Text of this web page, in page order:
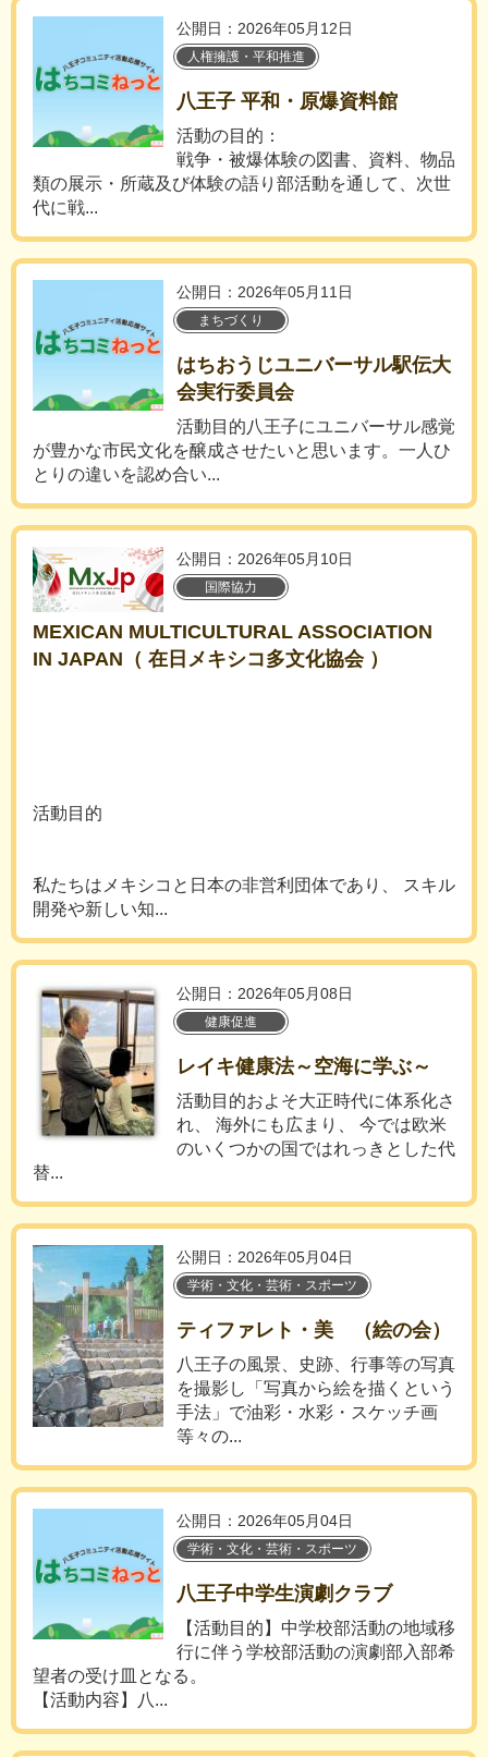
公開日：2026年05月12日
人権擁護・平和推進
八王子 平和・原爆資料館
活動の目的：
戦争・被爆体験の図書、資料、物品
類の展示・所蔵及び体験の語り部活動を通して、次世
代に戦...
公開日：2026年05月11日
まちづくり
はちおうじユニバーサル駅伝大
会実行委員会
活動目的八王子にユニバーサル感覚
が豊かな市民文化を醸成させたいと思います。一人ひ
とりの違いを認め合い...
公開日：2026年05月10日
国際協力
MEXICAN MULTICULTURAL ASSOCIATION
IN JAPAN（ 在日メキシコ多文化協会 ）
活動目的
私たちはメキシコと日本の非営利団体であり、 スキル
開発や新しい知...
公開日：2026年05月08日
健康促進
レイキ健康法～空海に学ぶ～
活動目的およそ大正時代に体系化さ
れ、 海外にも広まり、 今では欧米
のいくつかの国ではれっきとした代
替...
公開日：2026年05月04日
学術・文化・芸術・スポーツ
ティファレト・美 （絵の会）
八王子の風景、史跡、行事等の写真
を撮影し「写真から絵を描くという
手法」で油彩・水彩・スケッチ画
等々の...
公開日：2026年05月04日
学術・文化・芸術・スポーツ
八王子中学生演劇クラブ
【活動目的】中学校部活動の地域移
行に伴う学校部活動の演劇部入部希
望者の受け皿となる。
【活動内容】八...